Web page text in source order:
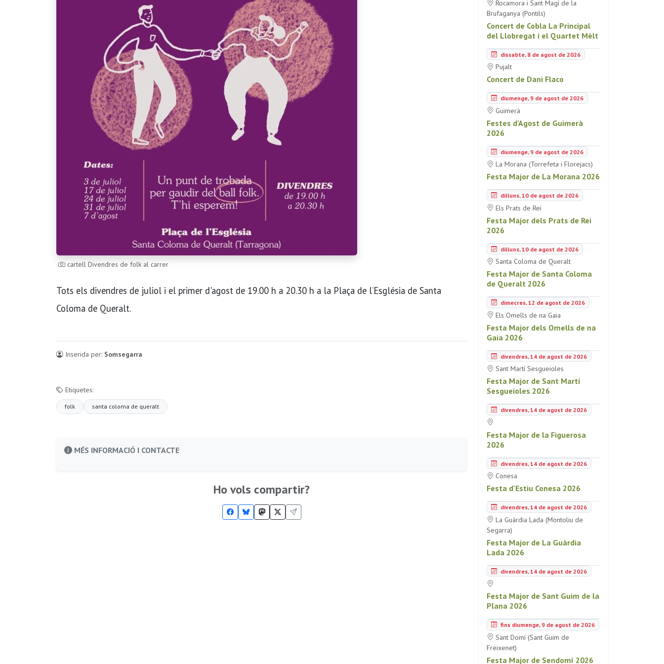
cartell Divendres de folk al carrer
Tots els divendres de juliol i el primer d'agost de 19.00 h a 20.30 h a la Plaça de l’Església de Santa
Coloma de Queralt.
Inserida per: Somsegarra
Etiquetes:
folk santa coloma de queralt
MÉS INFORMACIÓ I CONTACTE
Ho vols compartir?
Rocamora i Sant Magí de la
Brufaganya (Pontils)
Concert de Cobla La Principal
del Llobregat i el Quartet Mèlt
dissabte, 8 de agost de 2026
Pujalt
Concert de Dani Flaco
diumenge, 9 de agost de 2026
Guimerà
Festes d'Agost de Guimerà
2026
diumenge, 9 de agost de 2026
La Morana (Torrefeta i Florejacs)
Festa Major de La Morana 2026
dilluns, 10 de agost de 2026
Els Prats de Rei
Festa Major dels Prats de Rei
2026
dilluns, 10 de agost de 2026
Santa Coloma de Queralt
Festa Major de Santa Coloma
de Queralt 2026
dimecres, 12 de agost de 2026
Els Omells de na Gaia
Festa Major dels Omells de na
Gaia 2026
divendres, 14 de agost de 2026
Sant Martí Sesgueioles
Festa Major de Sant Martí
Sesgueioles 2026
divendres, 14 de agost de 2026
Festa Major de la Figuerosa
2026
divendres, 14 de agost de 2026
Conesa
Festa d'Estiu Conesa 2026
divendres, 14 de agost de 2026
La Guàrdia Lada (Montoliu de
Segarra)
Festa Major de La Guàrdia
Lada 2026
divendres, 14 de agost de 2026
Festa Major de Sant Guim de la
Plana 2026
fins diumenge, 9 de agost de 2026
Sant Domí (Sant Guim de
Freixenet)
Festa Major de Sendomí 2026